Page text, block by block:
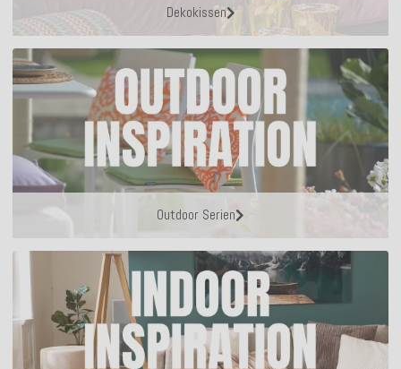
Dekokissen
Outdoor Serien